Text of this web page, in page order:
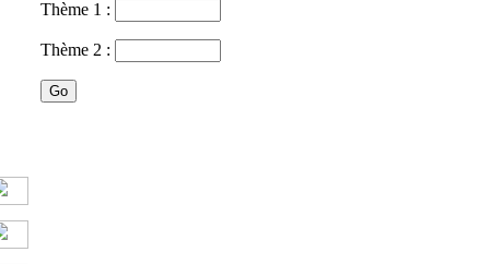
Thème 1 :
Thème 2 :